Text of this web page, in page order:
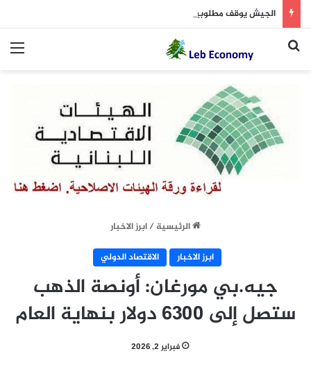
الجيش يوقف مطلوبين في إطار ملاحقة المخلين بالأمن
بحث عن
الرئيسية/ابرز الاخبار
ابرز الاخبار
الاقتصاد الدولي
جيه.بي مورغان: أونصة الذهب
ستصل إلى 6300 دولار بنهاية العام
فبراير 2, 2026